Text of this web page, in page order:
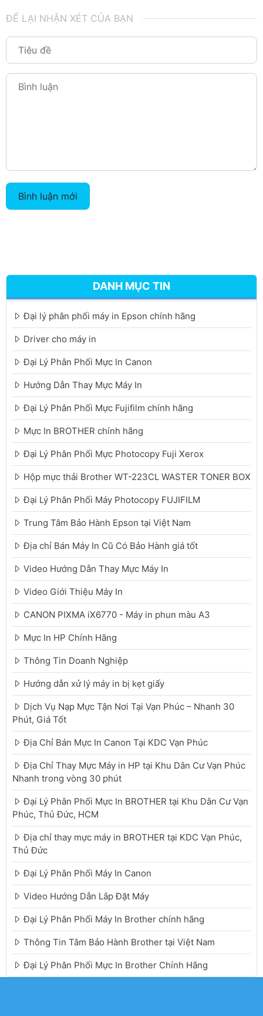
ĐỂ LẠI NHẬN XÉT CỦA BẠN
Bình luận mới
DANH MỤC TIN
Đại lý phân phối máy in Epson chính hãng
Driver cho máy in
Đại Lý Phân Phối Mực In Canon
Hướng Dẫn Thay Mực Máy In
Đại Lý Phân Phối Mực Fujifilm chính hãng
Mực In BROTHER chính hãng
Đại Lý Phân Phối Mực Photocopy Fuji Xerox
Hộp mực thải Brother WT-223CL WASTER TONER BOX
Đại Lý Phân Phối Máy Photocopy FUJIFILM
Trung Tâm Bảo Hành Epson tại Việt Nam
Địa chỉ Bán Máy In Cũ Có Bảo Hành giá tốt
Video Hướng Dẫn Thay Mực Máy In
Video Giới Thiệu Máy In
CANON PIXMA iX6770 - Máy in phun màu A3
Mực In HP Chính Hãng
Thông Tin Doanh Nghiệp
Hướng dẫn xử lý máy in bị kẹt giấy
Dịch Vụ Nạp Mực Tận Nơi Tại Vạn Phúc – Nhanh 30
Phút, Giá Tốt
Địa Chỉ Bán Mực In Canon Tại KDC Vạn Phúc
Địa Chỉ Thay Mực Máy in HP tại Khu Dân Cư Vạn Phúc
Nhanh trong vòng 30 phút
Đại Lý Phân Phối Mực In BROTHER tại Khu Dân Cư Vạn
Phúc, Thủ Đức, HCM
Địa chỉ thay mực máy in BROTHER tại KDC Vạn Phúc,
Thủ Đức
Đại Lý Phân Phối Máy In Canon
Video Hướng Dẫn Lắp Đặt Máy
Đại Lý Phân Phối Máy In Brother chính hãng
Thông Tin Tâm Bảo Hành Brother tại Việt Nam
Đại Lý Phân Phối Mực In Brother Chính Hãng